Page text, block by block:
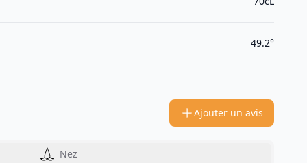
49.2°
Ajouter un avis
Nez